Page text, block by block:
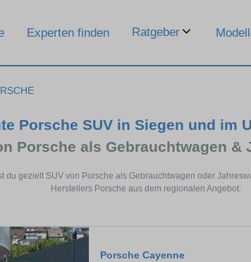
Experten finden Ratgeber
Porsche SUV in Siegen und im
Porsche als Gebrauchtwagen &
du gezielt SUV von Porsche als Gebrauchtwagen oder
Herstellers Porsche aus dem regionalen Angebot.
Porsche Cayenne